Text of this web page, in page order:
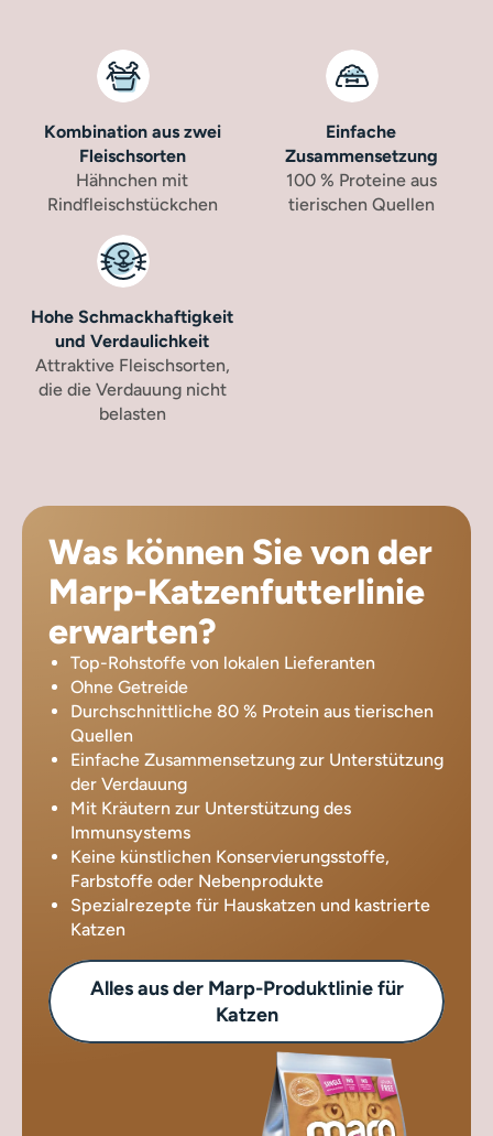
Kombination aus zwei
Fleischsorten
Hähnchen mit
Rindfleischstückchen
Einfache
Zusammensetzung
100 % Proteine aus
tierischen Quellen
Hohe Schmackhaftigkeit
und Verdaulichkeit
Attraktive Fleischsorten,
die die Verdauung nicht
belasten
Was können Sie von der
Marp-Katzenfutterlinie
erwarten?
Top-Rohstoffe von lokalen Lieferanten
Ohne Getreide
Durchschnittliche 80 % Protein aus tierischen
Quellen
Einfache Zusammensetzung zur Unterstützung
der Verdauung
Mit Kräutern zur Unterstützung des
Immunsystems
Keine künstlichen Konservierungsstoffe,
Farbstoffe oder Nebenprodukte
Spezialrezepte für Hauskatzen und kastrierte
Katzen
Alles aus der Marp-Produktlinie für
Katzen